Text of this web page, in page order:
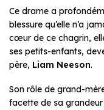
Ce drame a
blessure qu’elle n’a
cœur de ce chagrin,
ses petits-enfants,
père, Liam Neeson.
Son rôle de grand-
facette de sa grandeur